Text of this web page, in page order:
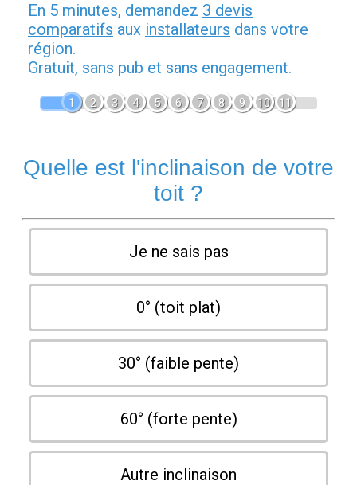
En 5 minutes, demandez 3 devis
comparatifs aux installateurs dans votre
région.
Gratuit, sans pub et sans engagement.
1 2 3 4 5 6 7 8 9 10 11
Quelle est l'inclinaison de votre
toit ?
Je ne sais pas
0° (toit plat)
30° (faible pente)
60° (forte pente)
Autre inclinaison